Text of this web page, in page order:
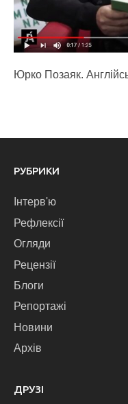
Юрко Позаяк.
РУБРИКИ
Інтерв'ю
Рефлексії
Огляди
Рецензії
Блоги
Репортажі
Новини
Архів
ДРУЗІ